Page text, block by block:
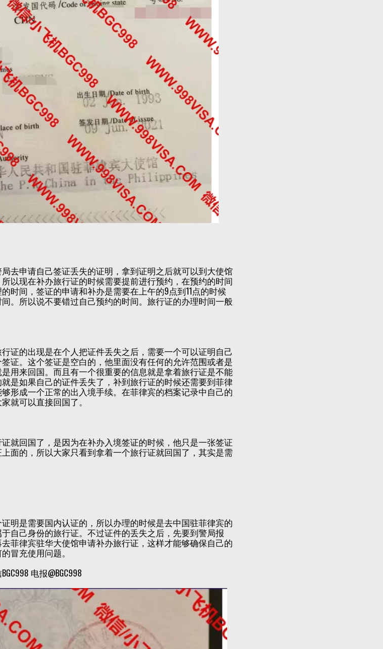
去申请自己签证丢失的证明，拿到证明之后就可以到大使馆
以现在补办旅行证的时候需要提前进行预约，在预约的时间
时间，签证的申请和补办是需要在上午的9点到11点的时候
。所以说不要错过自己预约的时间。旅行证的办理时间一般
证的出现是在个人把证件丢失之后，需要一个可以证明自己
证。这个签证是空白的，他里面没有任何的允许范围或者是
用来回国。而且有一个很重要的信息就是拿着旅行证是不能
是如果自己的证件丢失了，补到旅行证的时候还需要到菲律
形成一个正常的出入境手续。在菲律宾的档案记录中自己的
就可以直接回国了。
就回国了，是因为在补办入境签证的时候，他只是一张签证
面的，所以大家只看到拿着一个旅行证就回国了，其实是需
明是需要国内认证的，所以办理的时候是去中国驻菲律宾的
自己身份的旅行证。不过证件的丢失之后，先要到警局报
菲律宾驻华大使馆申请补办旅行证，这样才能够确保自己的
冒充使用问题。
电报@BGC998